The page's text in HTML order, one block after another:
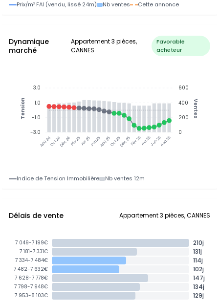
Prix/m² FAI (vendu, lissé 24m) Nb ventes Cette annonce
Dynamique
marché
Appartement 3 pièces,
CANNES
Favorable
acheteur
Aoû 24Oct 24Déc 24Fév 25Avr 25Jun 25Aoû 25Oct 25Déc 25Fév 26Avr 26Jun 26Aoû 26
600
400
200
0
Ventes
3.0
1.0
-1.0
-3.0
Tension
Indice de Tension Immobilière Nb ventes 12m
Délais de vente Appartement 3 pièces, CANNES
7 049-7 199€ 210j
7 181-7 331€ 131j
7 334-7 484€ 114j
7 482-7 632€ 102j
7 628-7 778€ 147j
7 798-7 948€ 134j
7 953-8 103€ 129j